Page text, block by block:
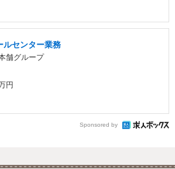
ルセンター業務
舗グループ
円
Sponsored by